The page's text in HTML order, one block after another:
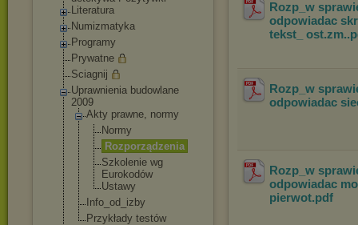
Literatura
Numizmatyka
Programy
Prywatne
Sciagnij
Uprawnienia budowlane
2009
Akty prawne, normy
Normy
Rozporządzenia
Szkolenie wg
Eurokodów
Ustawy
Info_od_izby
Przykłady testów
Rozp_w
odpowiadac
tekst_ ost.zm.
Rozp_w
odpowiadac
Rozp_w
odpowiadac
pierwot.pdf